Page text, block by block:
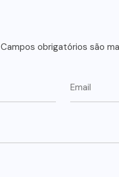
Campos obrigatórios são